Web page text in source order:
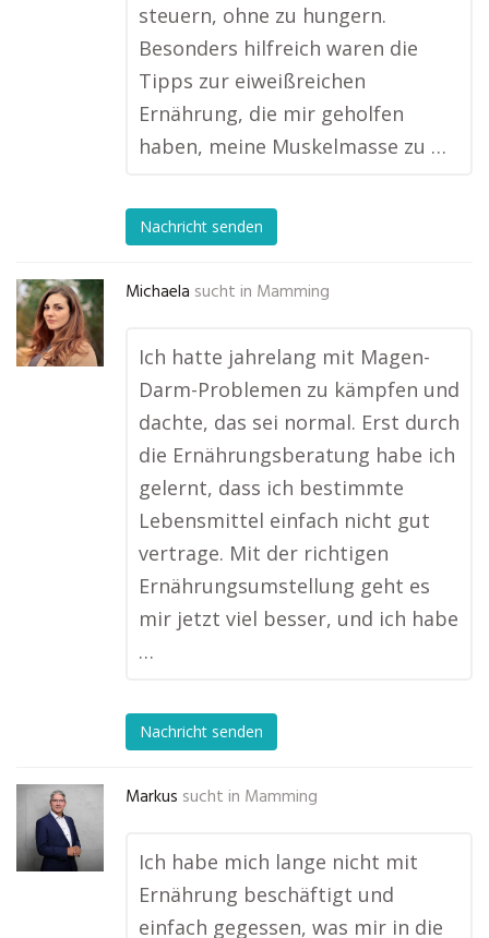
steuern, ohne zu hungern.
Besonders hilfreich waren die
Tipps zur eiweißreichen
Ernährung, die mir geholfen
haben, meine Muskelmasse zu …
Nachricht senden
Michaela sucht in Mamming
Ich hatte jahrelang mit Magen-
Darm-Problemen zu kämpfen und
dachte, das sei normal. Erst durch
die Ernährungsberatung habe ich
gelernt, dass ich bestimmte
Lebensmittel einfach nicht gut
vertrage. Mit der richtigen
Ernährungsumstellung geht es
mir jetzt viel besser, und ich habe
…
Nachricht senden
Markus sucht in Mamming
Ich habe mich lange nicht mit
Ernährung beschäftigt und
einfach gegessen, was mir in die